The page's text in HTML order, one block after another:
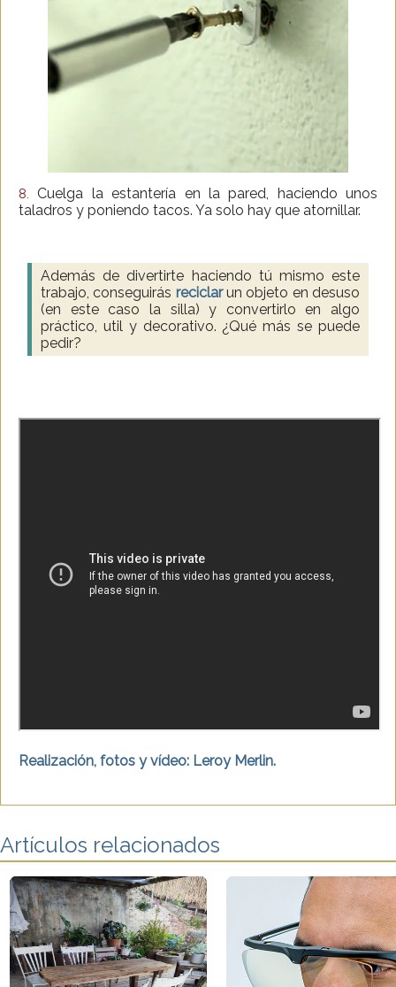
8.
Cuelga la estantería en la pared, haciendo unos
taladros y poniendo tacos. Ya solo hay que atornillar.
Además de divertirte haciendo tú mismo este
trabajo, conseguirás reciclarun objeto en desuso
(en este caso la silla) y convertirlo en algo
práctico, util y decorativo. ¿Qué más se puede
pedir?
Realización, fotos y vídeo: Leroy Merlin.
Artículos relacionados